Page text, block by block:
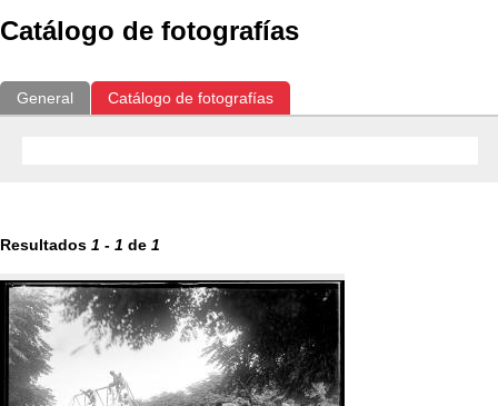
Catálogo de fotografías
General Catálogo de fotografías
Resultados 1 - 1 de 1